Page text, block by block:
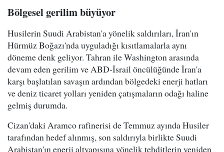
Bölgesel gerilim büyüyor
Husilerin Suudi Arabistan'a yönelik saldırıları, İran'ın
Hürmüz Boğazı'nda uyguladığı kısıtlamalarla aynı
döneme denk geliyor. Tahran ile Washington arasında
devam eden gerilim ve ABD-İsrail öncülüğünde İran'a
karşı başlatılan savaşın ardından bölgedeki enerji hatları
ve deniz ticaret yolları yeniden çatışmaların odağı haline
gelmiş durumda.
Cizan'daki Aramco rafinerisi de Temmuz ayında Husiler
tarafından hedef alınmış, son saldırıyla birlikte Suudi
Arabistan'ın enerji altyapısına yönelik tehditlerin yeniden